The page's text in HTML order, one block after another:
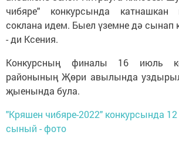
чибяре" конкурсында катнашкан
соклана идем. Быел үземне дә сынап
- ди Ксения.
Конкурсның финалы 16 июль
районының Җөри авылында
җыенында була.
"Кряшен чибяре-2022" конкурсында
сыный - фото